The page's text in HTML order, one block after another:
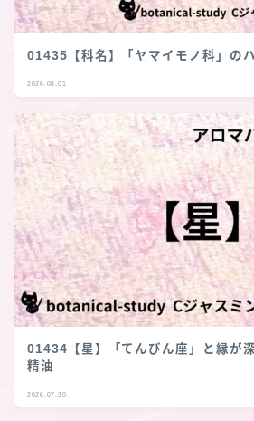
01435【科名】「ヤマイモノ科」の
2026.08.01
01434【星】「てんびん座」と縁が
精油
2026.07.30